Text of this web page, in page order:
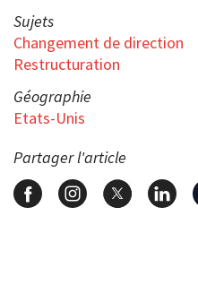
Sujets
Changement de direction
Restructuration
Géographie
Etats-Unis
Partager l'article